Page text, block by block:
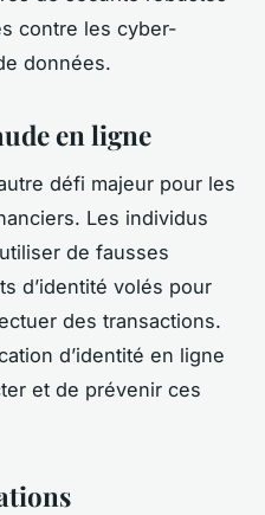
contre les cyber-
données.
en ligne
défi majeur pour les
Les individus
de fausses
d’identité volés pour
des transactions.
d’identité en ligne
et de prévenir ces